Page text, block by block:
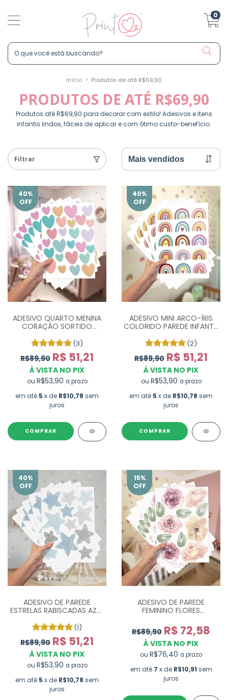
0
Início > Produtos de até R$69,90
PRODUTOS DE ATÉ R$69,90
Produtos até R$69,90 para decorar com estilo! Adesivos e itens
infantis lindos, fáceis de aplicar e com ótimo custo-benefício.
Filtrar
40%
OFF
ADESIVO QUARTO MENINA
CORAÇÃO SORTIDO
UN
(3)
R$89,90 R$ 51,21
À VISTA NO PIX
ou R$53,90 a prazo
em até 5 x de R$10,78 sem
juros
COMPRAR
40%
OFF
ADESIVO MINI ARCO-ÍRIS
COLORIDO PAREDE INFANTIL
(2)
R$89,90 R$ 51,21
À VISTA NO PIX
ou R$53,90 a prazo
em até 5 x de R$10,78 sem
juros
COMPRAR
40%
OFF
ADESIVO DE PAREDE
ESTRELAS RABISCADAS AZUL
(1)
R$89,90 R$ 51,21
À VISTA NO PIX
ou R$53,90 a prazo
em até 5 x de R$10,78 sem
juros
15%
OFF
ADESIVO DE PAREDE
FEMININO FLORES
55 UN
R$89,90 R$ 72,58
À VISTA NO PIX
ou R$76,40 a prazo
em até 7 x de R$10,91 sem
juros